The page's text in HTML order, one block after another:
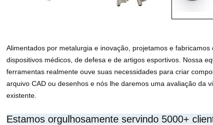
Alimentados por metalurgia e inovação, projetamos e
dispositivos médicos, de defesa e de artigos esportivos. Nossa
ferramentas realmente ouve suas necessidades para criar
arquivo CAD ou desenhos e nós lhe daremos uma avaliação da
existente.
Estamos orgulhosamente servindo 5000+